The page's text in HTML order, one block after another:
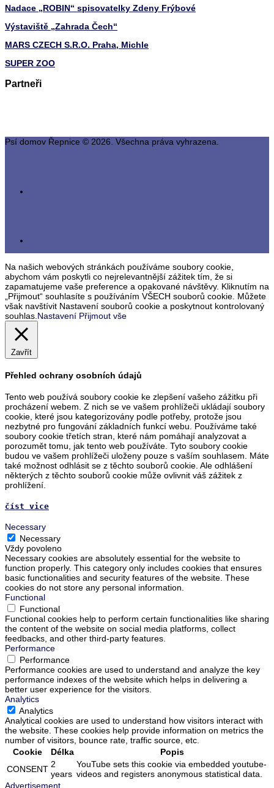
Nadace „ROBIN“ spisovatelky Zdeny Frýbové
Výstaviště „Zahrada Čech“
MARS CZECH S.R.O. Praha, Michle
SUPER ZOO
Partneři
Psí domov Řepnice © 2026. Všechna práva vyhrazena.
Na našich webových stránkách používáme soubory cookie,
abychom vám poskytli co nejrelevantnější zážitek tím, že si
zapamatujeme vaše preference a opakované návštěvy. Kliknutím na
„Přijmout“ souhlasíte s používáním VŠECH souborů cookie. Můžete
však navštívit Nastavení souborů cookie a poskytnout kontrolovaný
souhlas.Nastavení Přijmout vše
Zavřít
Přehled ochrany osobních údajů
Tento web používá soubory cookie ke zlepšení vašeho zážitku při
procházení webem. Z nich se ve vašem prohlížeči ukládají soubory
cookie, které jsou kategorizovány podle potřeby, protože jsou
nezbytné pro fungování základních funkcí webu. Používáme také
soubory cookie třetích stran, které nám pomáhají analyzovat a
porozumět tomu, jak tento web používáte. Tyto soubory cookie
budou ve vašem prohlížeči uloženy pouze s vaším souhlasem. Máte
také možnost odhlásit se z těchto souborů cookie. Ale odhlášení
některých z těchto souborů cookie může ovlivnit váš zážitek z
prohlížení.
číst vice
Necessary
Necessary
Vždy povoleno
Necessary cookies are absolutely essential for the website to
function properly. This category only includes cookies that ensures
basic functionalities and security features of the website. These
cookies do not store any personal information.
Functional
Functional
Functional cookies help to perform certain functionalities like sharing
the content of the website on social media platforms, collect
feedbacks, and other third-party features.
Performance
Performance
Performance cookies are used to understand and analyze the key
performance indexes of the website which helps in delivering a
better user experience for the visitors.
Analytics
Analytics
Analytical cookies are used to understand how visitors interact with
the website. These cookies help provide information on metrics the
number of visitors, bounce rate, traffic source, etc.
Cookie
Délka
Popis
CONSENT 2
years
YouTube sets this cookie via embedded youtube-
videos and registers anonymous statistical data.
Advertisement